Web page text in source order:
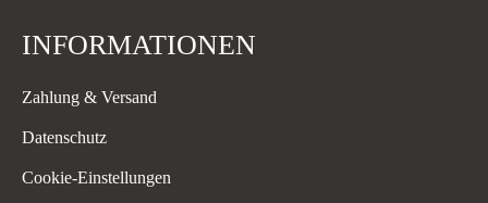
INFORMATIONEN
Zahlung & Versand
Datenschutz
Cookie-Einstellungen